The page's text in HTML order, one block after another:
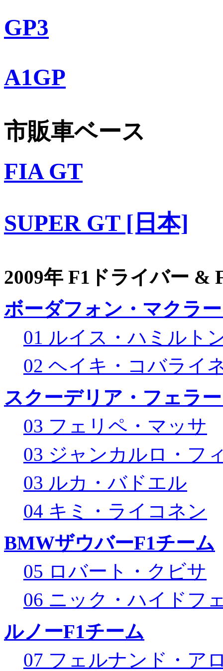
GP3
A1GP
市販車ベース
FIA GT
SUPER GT [日本]
2009年 F1ドライバー &
ボーダフォン・マクラ
01 ルイス・ハミルト
02 ヘイキ・コバライ
スクーデリア・フェラ
03 フェリペ・マッサ
03 ジャンカルロ・フ
03 ルカ・バドエル
04 キミ・ライコネン
BMWザウバーF1チーム
05 ロバート・クビサ
06 ニック・ハイドフ
ルノーF1チーム
07 フェルナンド・ア